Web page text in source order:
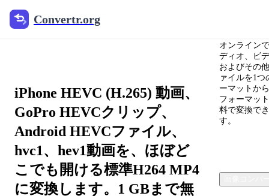
Convertr.org
HEVCからMP4への
iPhone HEVC (H.265) 動画、
GoPro HEVCクリップ、
Android HEVCファイル、
hvc1、hev1動画を、ほぼど
こでも開ける標準H264 MP4
に変換します。1 GBまで無
オンライン
ディオ、ビ
およびその
ァイルを1つ
ーマットか
フォーマッ
料で変換で
す。